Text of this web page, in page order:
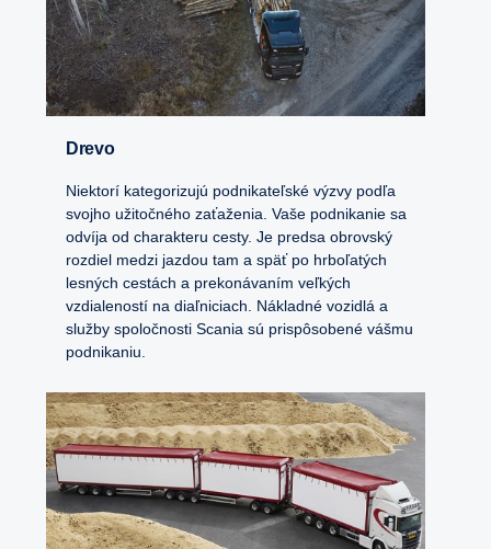
Drevo
Niektorí kategorizujú podnikateľské výzvy podľa
svojho užitočného zaťaženia. Vaše podnikanie sa
odvíja od charakteru cesty. Je predsa obrovský
rozdiel medzi jazdou tam a späť po hrboľatých
lesných cestách a prekonávaním veľkých
vzdialeností na diaľniciach. Nákladné vozidlá a
služby spoločnosti Scania sú prispôsobené vášmu
podnikaniu.